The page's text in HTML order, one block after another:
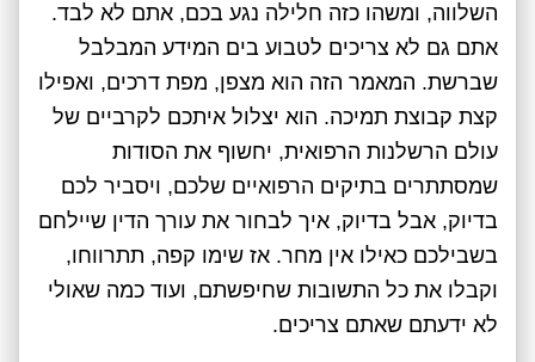
השלווה, ומשהו כזה חלילה נגע בכם, אתם לא לבד.
אתם גם לא צריכים לטבוע בים המידע המבלבל
שברשת. המאמר הזה הוא מצפן, מפת דרכים, ואפילו
קצת קבוצת תמיכה. הוא יצלול איתכם לקרביים של
עולם הרשלנות הרפואית, יחשוף את הסודות
שמסתתרים בתיקים הרפואיים שלכם, ויסביר לכם
בדיוק, אבל בדיוק, איך לבחור את עורך הדין שיילחם
בשבילכם כאילו אין מחר. אז שימו קפה, תתרווחו,
וקבלו את כל התשובות שחיפשתם, ועוד כמה שאולי
לא ידעתם שאתם צריכים.